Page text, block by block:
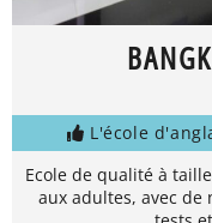
L'école
Ecole de qualité à
aux adultes, avec